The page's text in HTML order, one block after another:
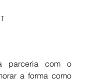
parceria com o
a forma como